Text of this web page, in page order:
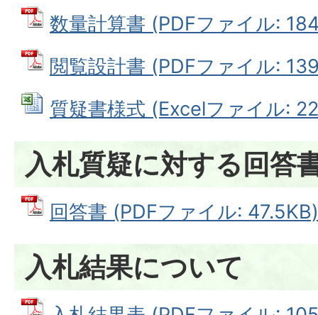
数量計算書 (PDFファイル:
閲覧設計書 (PDFファイル:
質疑書様式 (Excelファイル:
入札質疑に対する回答
回答書 (PDFファイル: 47.5KB)
入札結果について